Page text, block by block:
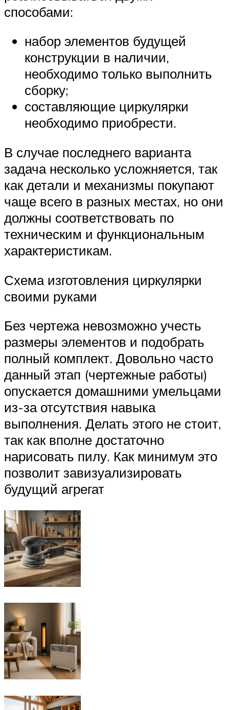
способами:
набор элементов будущей
конструкции в наличии,
необходимо только выполнить
сборку;
составляющие циркулярки
необходимо приобрести.
В случае последнего варианта
задача несколько усложняется, так
как детали и механизмы покупают
чаще всего в разных местах, но они
должны соответствовать по
техническим и функциональным
характеристикам.
Схема изготовления циркулярки
своими руками
Без чертежа невозможно учесть
размеры элементов и подобрать
полный комплект. Довольно часто
данный этап (чертежные работы)
опускается домашними умельцами
из-за отсутствия навыка
выполнения. Делать этого не стоит,
так как вполне достаточно
нарисовать пилу. Как минимум это
позволит завизуализировать
будущий агрегат